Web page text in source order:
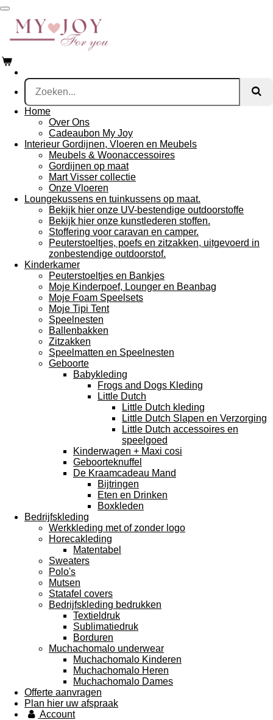
Ga
direct
naar
de
Home
Over Ons
Cadeaubon My Joy
Interieur Gordijnen, Vloeren en Meubels
Meubels & Woonaccessoires
Gordijnen op maat
Mart Visser collectie
Onze Vloeren
Loungekussens en tuinkussens op maat.
Bekijk hier onze UV-bestendige outdoorstoffe
Bekijk hier onze kunstlederen stoffen.
Stoffering voor caravan en camper.
Peuterstoeltjes, poefs en zitzakken, uitgevoerd in
zonbestendige outdoorstof.
Kinderkamer
Peuterstoeltjes en Bankjes
Moje Kinderpoef, Lounger en Beanbag
Moje Foam Speelsets
Moje Tipi Tent
Speelnesten
Ballenbakken
Zitzakken
Speelmatten en Speelnesten
Geboorte
Babykleding
Frogs and Dogs Kleding
Little Dutch
Little Dutch kleding
Little Dutch Slapen en Verzorging
Little Dutch accessoires en
speelgoed
Kinderwagen + Maxi cosi
Geboorteknuffel
De Kraamcadeau Mand
Bijtringen
Eten en Drinken
Boxkleden
Bedrijfskleding
Werkkleding met of zonder logo
Horecakleding
Matentabel
Sweaters
Polo's
Mutsen
Statafel covers
Bedrijfskleding bedrukken
Textieldruk
Sublimatiedruk
Borduren
Muchachomalo underwear
Muchachomalo Kinderen
Muchachomalo Heren
Muchachomalo Dames
Offerte aanvragen
Plan hier uw afspraak
Account